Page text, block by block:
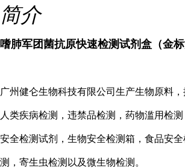
简介
嗜肺军团菌抗原快速检测试剂盒（金
广州健仑生物科技有限公司生产生物原料，
人类疾病检测，违禁品检测，药物滥用检
安全检测试剂，生物安全检测箱，食品安
测，寄生虫检测以及微生物检测。